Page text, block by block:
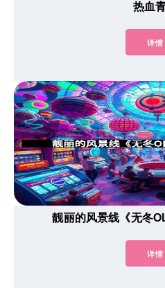
热血
详情
靓丽的风景线《无冬
详情